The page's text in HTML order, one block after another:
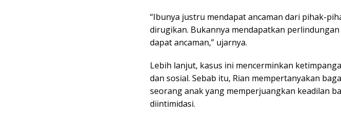
“Ibunya justru mendapat ancaman dari pihak-
dirugikan. Bukannya mendapatkan perlindungan
dapat ancaman,” ujarnya.
Lebih lanjut, kasus ini mencerminkan
dan sosial. Sebab itu, Rian mempertanyakan
seorang anak yang memperjuangkan keadilan
diintimidasi.